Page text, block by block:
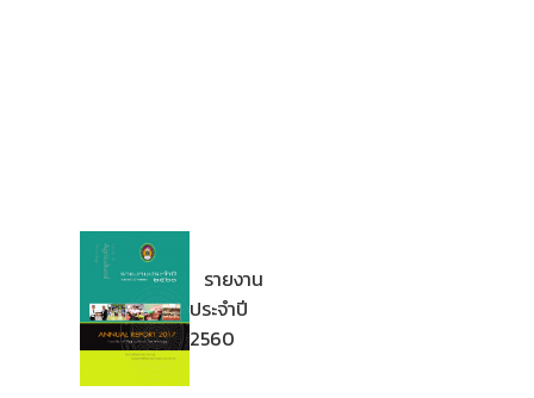
รายงาน
ประจำปี
2560